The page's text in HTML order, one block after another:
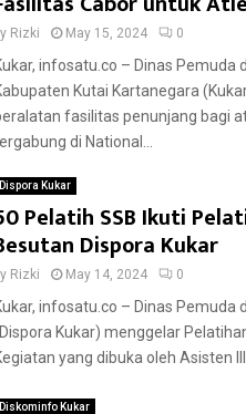
Rizki May 15, 2024 0
infosatu.co – Dinas Pemuda
Kutai Kartanegara
fasilitas penunjang bagi
di National...
Dispora Kukar
Pelatih SSB Ikuti
Dispora Kukar
Rizki May 14, 2024 0
infosatu.co – Dinas Pemuda
Kukar) menggelar
yang dibuka oleh Asisten III
Diskominfo Kukar